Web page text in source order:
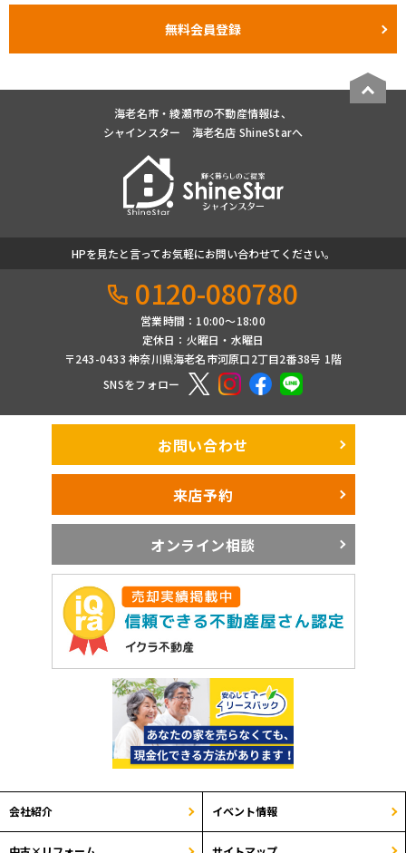
無料会員登録
海老名市・綾瀬市の不動産情報は、
シャインスター 海老名店 ShineStarへ
HPを見たと言ってお気軽にお問い合わせてください。
0120-080780
営業時間：10:00〜18:00
定休日：火曜日・水曜日
〒243-0433 神奈川県海老名市河原口2丁目2番38号 1階
SNSをフォロー
お問い合わせ
来店予約
オンライン相談
会社紹介 イベント情報